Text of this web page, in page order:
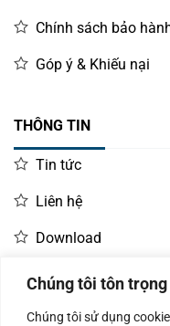
Chúng tôi tôn
Chúng tôi sử dụng
Chính sách bảo
Góp ý & Khiếu nại
THÔNG TIN
Tin tức
Liên hệ
Download
LIÊN HỆ MUA HÀNG